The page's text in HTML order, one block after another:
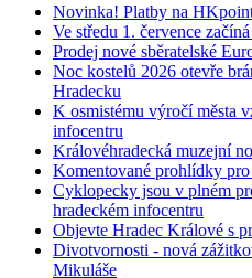
Novinka! Platby na
Ve středu 1. července
Prodej nové sběratelské
Noc kostelů 2026 otevře
Hradecku
K osmistému výročí města
infocentru
Královéhradecká muzejní
Komentované prohlídky
Cyklopecky jsou v plném
hradeckém infocentru
Objevte Hradec Králové s
Divotvornosti - nová
Mikuláše